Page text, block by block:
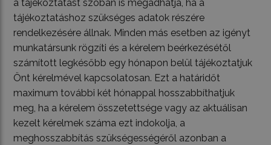
a tájékoztatást szóban is megadhatja, ha a
tájékoztatáshoz szükséges adatok részére
rendelkezésére állnak. Minden más esetben az igényt
munkatársunk rögzíti és a kérelem beérkezésétől
számított legkésőbb egy hónapon belül tájékoztatjuk
Önt kérelmével kapcsolatosan. Ezt a határidőt
maximum további két hónappal hosszabbíthatjuk
meg, ha a kérelem összetettsége vagy az aktuálisan
kezelt kérelmek száma ezt indokolja, a
meghosszabbítás szükségességéről azonban a